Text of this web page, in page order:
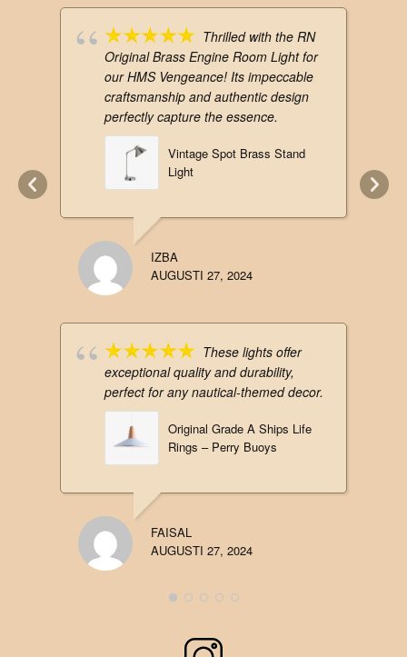
Thrilled with the RN
Original Brass Engine Room Light for
our HMS Vengeance! Its impeccable
craftsmanship and authentic design
perfectly capture the essence.
Vintage Spot Brass Stand
Light
IZBA
AUGUSTI 27, 2024
These lights offer
exceptional quality and durability,
perfect for any nautical-themed decor.
Original Grade A Ships Life
Rings – Perry Buoys
FAISAL
AUGUSTI 27, 2024